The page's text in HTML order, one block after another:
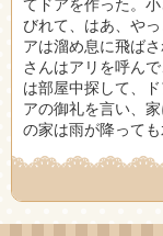
びれて、はあ、や
アは溜め息に飛ば
さんはアリを呼ん
は部屋中探して、
アの御礼を言い、
の家は雨が降って